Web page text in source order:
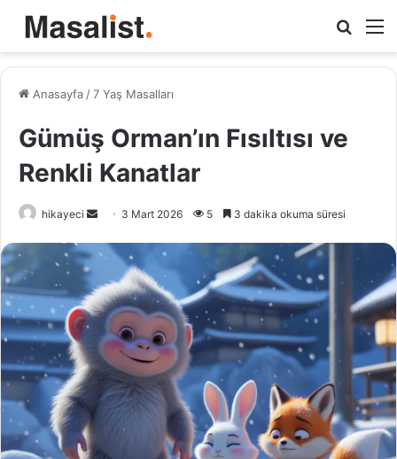
Arama
yap
Anasayfa /7 Yaş Masalları
Gümüş Orman’ın Fısıltısı ve
Renkli Kanatlar
hikayeci
r
-
p
o
a
ö
3 Mart 2026 5 3 dakika okuma süresi